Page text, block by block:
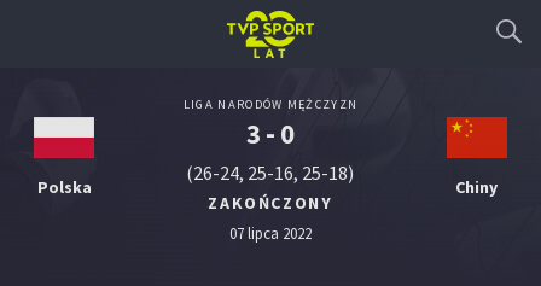
Polska
LIGA NARODÓW MĘŻCZYZN
3 - 0
(26-24, 25-16, 25-18)
ZAKOŃCZONY
07 lipca 2022
Chiny